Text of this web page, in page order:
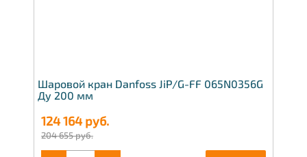
Шаровой кран Danfoss JiP/G-FF 065N0356G
Ду 200 мм
124 164руб.
204 655 руб.